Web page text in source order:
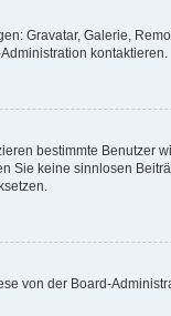
Gravatar, Galerie,
kontaktieren.
bestimmte Benutzer
Sie keine sinnlosen
von der Board-